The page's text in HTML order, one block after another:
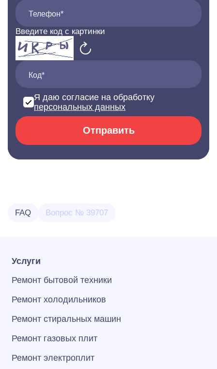
Телефон*
Введите код с картинки
Код*
Я даю согласие на обработку
персональных данных
Отправить
FAQ Вопрос № 39707
Услуги
Ремонт бытовой техники
Ремонт холодильников
Ремонт стиральных машин
Ремонт газовых плит
Ремонт электроплит